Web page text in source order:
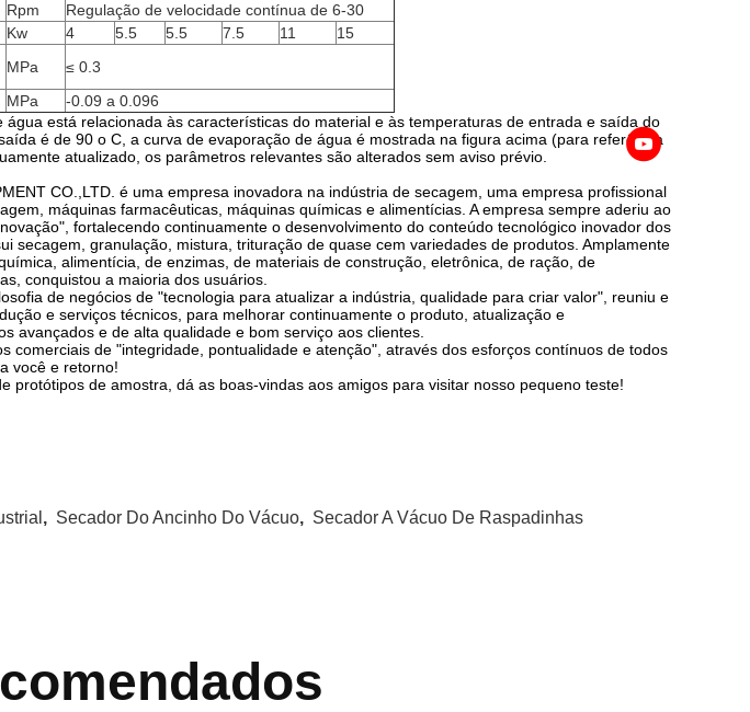
Rpm
Regulação de velocidade contínua de 6-30
Kw 4 5.5 5.5 7.5 11
15
MPa
≤ 0.3
MPa
-0.09 a 0.096
água está relacionada às características do material e às temperaturas de entrada e saída do
é de 90 o C, a curva de evaporação de água é mostrada na figura acima (para referência
atualizado, os parâmetros relevantes são alterados sem aviso prévio.
CO.,LTD. é uma empresa inovadora na indústria de secagem, uma empresa profissional
máquinas farmacêuticas, máquinas químicas e alimentícias. A empresa sempre aderiu ao
fortalecendo continuamente o desenvolvimento do conteúdo tecnológico inovador dos
secagem, granulação, mistura, trituração de quase cem variedades de produtos. Amplamente
alimentícia, de enzimas, de materiais de construção, eletrônica, de ração, de
conquistou a maioria dos usuários.
de negócios de "tecnologia para atualizar a indústria, qualidade para criar valor", reuniu e
e serviços técnicos, para melhorar continuamente o produto, atualização e
avançados e de alta qualidade e bom serviço aos clientes.
comerciais de "integridade, pontualidade e atenção", através dos esforços contínuos de todos
você e retorno!
protótipos de amostra, dá as boas-vindas aos amigos para visitar nosso pequeno teste!
, Secador Do Ancinho Do Vácuo, Secador A Vácuo De Raspadinhas